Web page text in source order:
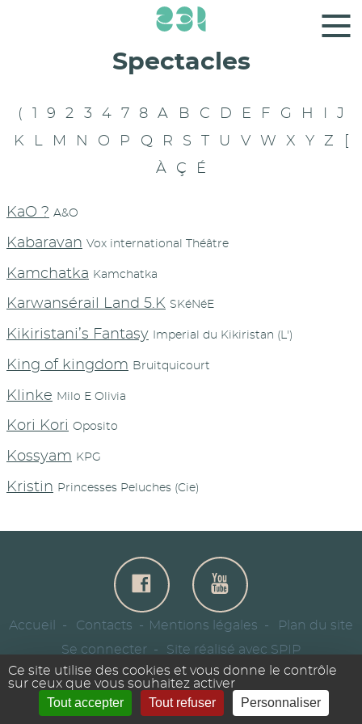
Panneau de gestion des cookies
Ce site utilise des cookies et vous donne le contrôle
sur ceux que vous souhaitez activer
Tout accepter Tout refuser Personnaliser
Spectacles
( 9 2 3 4 7 8 A B C D E F G H
J
K
L M N O P Q R S U V W X Y Z
À
Ç É
KaO ? A&O
Kabaravan Vox international Théâtre
Kamchatka Kamchatka
Karwansérail Land 5.K SKéNéE
Kikiristani’s Fantasy Imperial du Kikiristan (L')
King of kingdom Bruitquicourt
Klinke Milo E Olivia
Kori Kori Oposito
Kossyam KPG
Kristin Princesses Peluches (Cie)
Accueil Contacts Mentions légales
Plan du site
Se connecter
Site réalisé avec SPIP